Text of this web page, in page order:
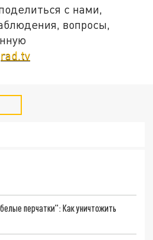
с нами,
вопросы,
перчатки": Как уничтожить